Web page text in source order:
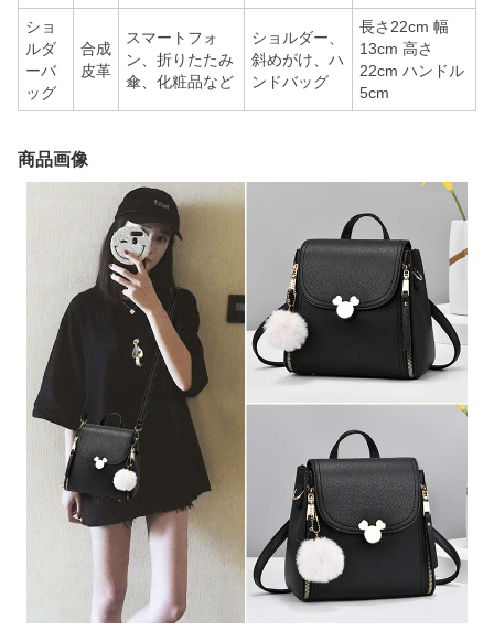
ショ
ルダ
ーバ
ッグ
合成
皮革
スマートフォ
ン、折りたたみ
傘、化粧品など
ショルダー、
斜めがけ、ハ
ンドバッグ
長さ22cm 幅
13cm 高さ
22cm ハンドル
5cm
商品画像